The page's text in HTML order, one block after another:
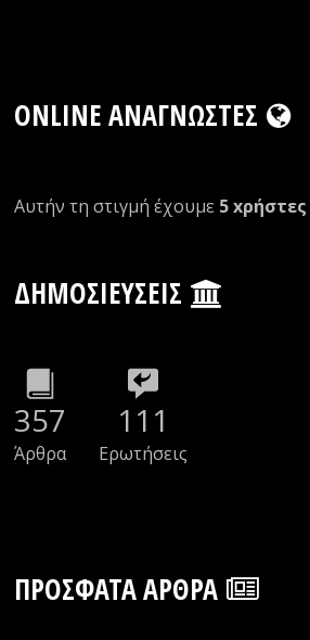
ONLINE ΑΝΑΓΝΏΣΤΕΣ
Αυτήν τη στιγμή έχουμε 5 xρήστες
ΔΗΜΟΣΙΕΎΣΕΙΣ
357
Άρθρα
111
Ερωτήσεις
ΠΡΌΣΦΑΤΑ ΆΡΘΡΑ